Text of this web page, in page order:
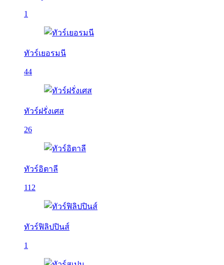
1
ทัวร์เยอรมนี
44
ทัวร์ฝรั่งเศส
26
ทัวร์อิตาลี
112
ทัวร์ฟิลิปปินส์
1